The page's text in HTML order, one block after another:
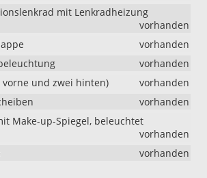
mit Lenkradheizung
vorhanden
vorhanden
vorhanden
vorne und zwei hinten)
vorhanden
vorhanden
Make-up-Spiegel, beleuchtet
vorhanden
vorhanden